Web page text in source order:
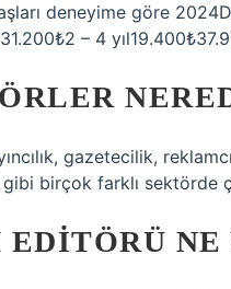
deneyime göre
– 4
gazetecilik,
gibi birçok farklı sektörde
NE